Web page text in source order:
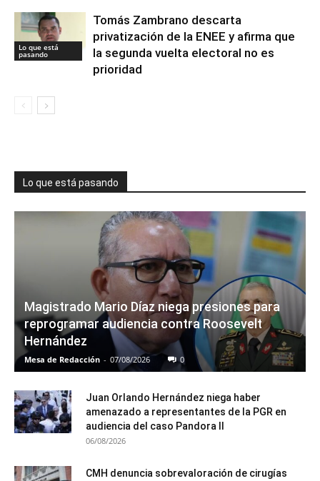
Lo que está
pasando
Tomás Zambrano descarta
privatización de la ENEE y afirma que
la segunda vuelta electoral no es
prioridad
Lo que está pasando
Magistrado Mario Díaz niega presiones para
reprogramar audiencia contra Roosevelt
Hernández
Mesa de Redacción - 07/08/2026 0
Juan Orlando Hernández niega haber
amenazado a representantes de la PGR en
audiencia del caso Pandora II
06/08/2026
CMH denuncia sobrevaloración de cirugías